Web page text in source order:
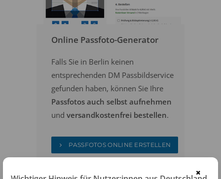
Online Passfoto-Generator
Falls Sie in Berlin keinen
entsprechenden DM Passbildservice
gefunden haben, können Sie Ihre
Passfotos auch selbst aufnehmen
und versandkostenfrei bestellen.
PASSFOTOS ONLINE ERSTELLEN
×